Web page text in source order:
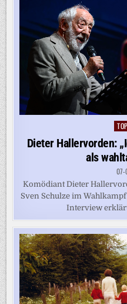
Dieter Hallervorden:
als
Komödiant Dieter
Sven Schulze im
Interview